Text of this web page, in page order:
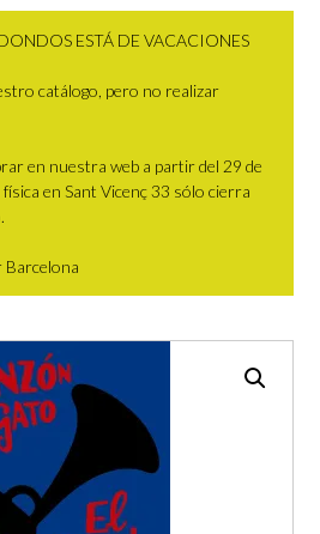
ESTÁ DE VACACIONES
catálogo, pero no realizar
en nuestra web a partir del 29 de
en Sant Vicenç 33 sólo cierra
Barcelona